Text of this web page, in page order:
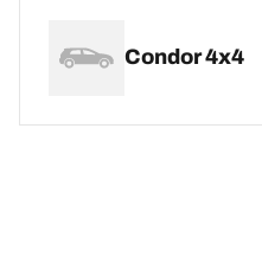
Condor 4x4